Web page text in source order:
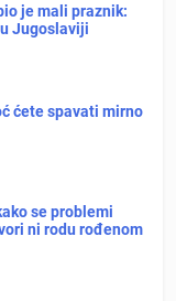
je mali praznik:
Jugoslaviji
ćete spavati mirno
se problemi
ni rodu rođenom